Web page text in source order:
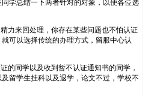
学总结一下两者针对的对象，以便各位选
力来回处理，你存在某些问题也不怕认证
可以选择传统的办理方式，留服中心认
的同学以及收到暂不认证通知书的同学，
留学生挂科以及退学，论文不过，学校不